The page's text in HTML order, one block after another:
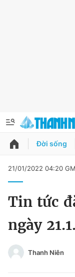
QUẢNG CÁO
Chào ngày mới
Đổi mật khẩu
Tin đã lưu
Đời sống
21/01/2022 04:20
Tin tức
ngày
Thanh Niên